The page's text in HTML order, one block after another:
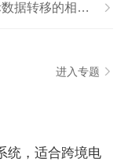
shopify使用GDPR时数据泄露和国际数据转移的相关介绍
进入专题
统，适合跨境电